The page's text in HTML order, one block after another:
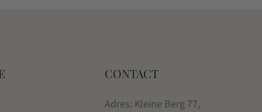
CONTACT
Adres: Kleine Berg 77,